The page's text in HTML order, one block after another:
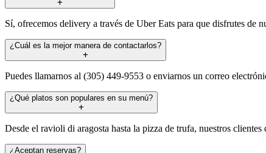
Sí, ofrecemos delivery a través de Uber Eats para que disfrutes de
¿Cuál es la mejor manera de contactarlos?
Puedes llamarnos al (305) 449-9553 o enviarnos un correo
¿Qué platos son populares en su menú?
Desde el ravioli di aragosta hasta la pizza de trufa, nuestros
¿Aceptan reservas?